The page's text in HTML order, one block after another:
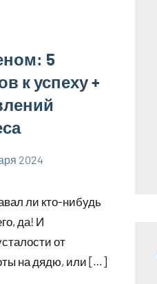
5
к успеху +
2024
ли кто-нибудь
да! И
от
на дядю, или […]